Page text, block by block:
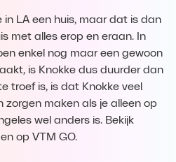
in LA een huis, maar dat is dan
met alles erop en eraan. In
enkel nog maar een gewoon
is Knokke dus duurder dan
troef is, is dat Knokke veel
zorgen maken als je alleen op
wel anders is. Bekijk
op VTM GO.